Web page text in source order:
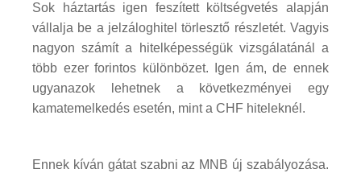
Sok háztartás igen feszített költségvetés alapján
vállalja be a jelzáloghitel törlesztő részletét. Vagyis
nagyon számít a hitelképességük vizsgálatánál a
több ezer forintos különbözet. Igen ám, de ennek
ugyanazok lehetnek a következményei egy
kamatemelkedés esetén, mint a CHF hiteleknél.
Ennek kíván gátat szabni az MNB új szabályozása.